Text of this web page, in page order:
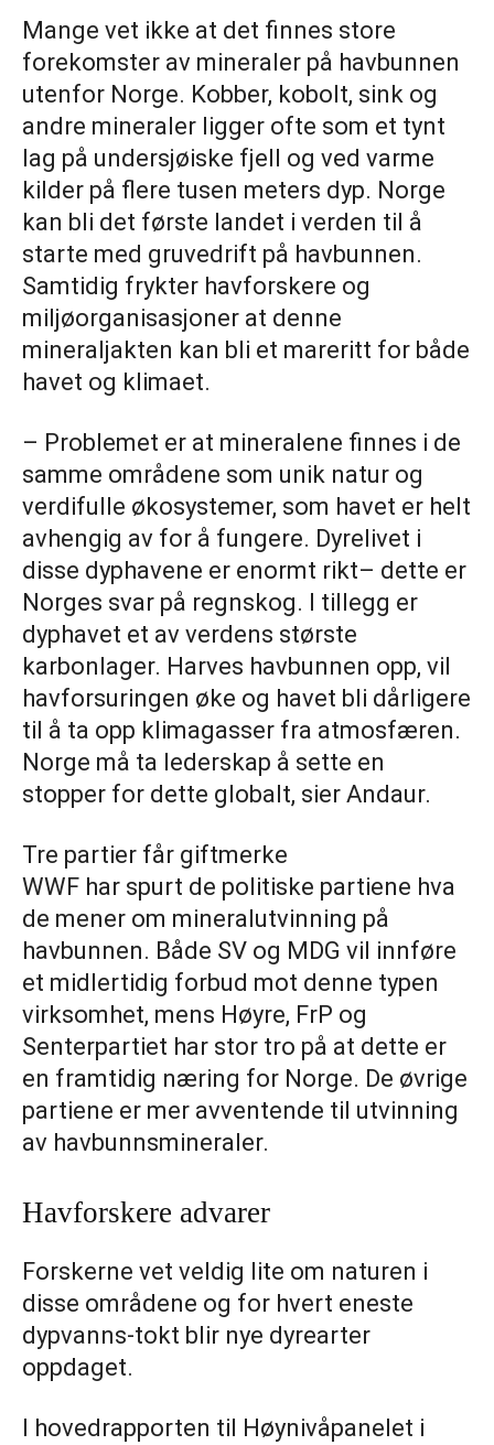
Mange vet ikke at det finnes store
forekomster av mineraler på havbunnen
utenfor Norge. Kobber, kobolt, sink og
andre mineraler ligger ofte som et tynt
lag på undersjøiske fjell og ved varme
kilder på flere tusen meters dyp. Norge
kan bli det første landet i verden til å
starte med gruvedrift på havbunnen.
Samtidig frykter havforskere og
miljøorganisasjoner at denne
mineraljakten kan bli et mareritt for både
havet og klimaet.
– Problemet er at mineralene finnes i de
samme områdene som unik natur og
verdifulle økosystemer, som havet er helt
avhengig av for å fungere. Dyrelivet i
disse dyphavene er enormt rikt– dette er
Norges svar på regnskog. I tillegg er
dyphavet et av verdens største
karbonlager. Harves havbunnen opp, vil
havforsuringen øke og havet bli dårligere
til å ta opp klimagasser fra atmosfæren.
Norge må ta lederskap å sette en
stopper for dette globalt, sier Andaur.
Tre partier får giftmerke
WWF har spurt de politiske partiene hva
de mener om mineralutvinning på
havbunnen. Både SV og MDG vil innføre
et midlertidig forbud mot denne typen
virksomhet, mens Høyre, FrP og
Senterpartiet har stor tro på at dette er
en framtidig næring for Norge. De øvrige
partiene er mer avventende til utvinning
av havbunnsmineraler.
Havforskere advarer
Forskerne vet veldig lite om naturen i
disse områdene og for hvert eneste
dypvanns-tokt blir nye dyrearter
oppdaget.
I hovedrapporten til Høynivåpanelet i